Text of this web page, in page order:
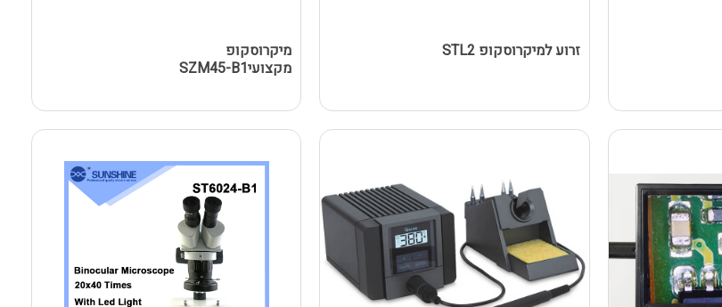
זרוע למיקרוסקופ STL2
מיקרוסקופ
מקצועיSZM45-B1